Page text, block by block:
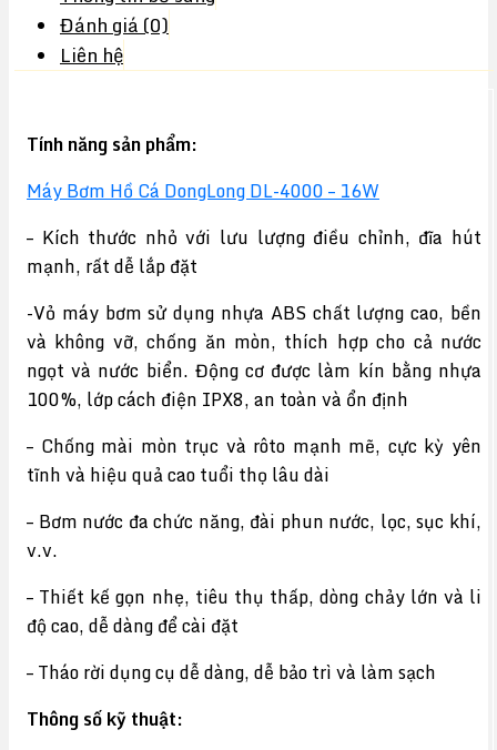
Đánh giá (0)
Liên hệ
Tính năng sản phẩm:
Máy Bơm Hồ Cá DongLong DL-4000 – 16W
– Kích thước nhỏ với lưu lượng điều chỉnh, đĩa hút
mạnh, rất dễ lắp đặt
-Vỏ máy bơm sử dụng nhựa ABS chất lượng cao, bền
và không vỡ, chống ăn mòn, thích hợp cho cả nước
ngọt và nước biển. Động cơ được làm kín bằng nhựa
100%, lớp cách điện IPX8, an toàn và ổn định
– Chống mài mòn trục và rôto mạnh mẽ, cực kỳ yên
tĩnh và hiệu quả cao tuổi thọ lâu dài
– Bơm nước đa chức năng, đài phun nước, lọc, sục khí,
v.v.
– Thiết kế gọn nhẹ, tiêu thụ thấp, dòng chảy lớn và li
độ cao, dễ dàng để cài đặt
– Tháo rời dụng cụ dễ dàng, dễ bảo trì và làm sạch
Thông số kỹ thuật: